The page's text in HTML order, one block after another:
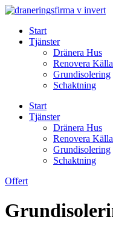
Skip
contentStart
Tjänster
Dränera Hus
Renovera
Grundisolering
Schaktning
Start
Tjänster
Dränera Hus
Renovera
Grundisolering
Schaktning
Offert